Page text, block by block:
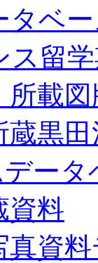
タベ
ス留
所載
蔵黒
ータ
資料
真資